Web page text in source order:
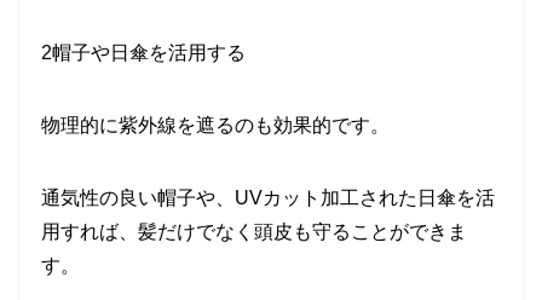
2帽子や日傘を活用する
物理的に紫外線を遮るのも効果的です。
通気性の良い帽子や、UVカット加工された日傘を活
用すれば、髪だけでなく頭皮も守ることができま
す。